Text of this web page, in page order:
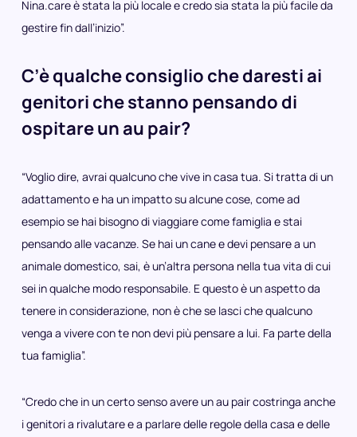
Nina.care è stata la più locale e credo sia stata la più facile da
gestire fin dall’inizio”.
C’è qualche consiglio che daresti ai
genitori che stanno pensando di
ospitare un au pair?
“Voglio dire, avrai qualcuno che vive in casa tua. Si tratta di un
adattamento e ha un impatto su alcune cose, come ad
esempio se hai bisogno di viaggiare come famiglia e stai
pensando alle vacanze. Se hai un cane e devi pensare a un
animale domestico, sai, è un’altra persona nella tua vita di cui
sei in qualche modo responsabile. E questo è un aspetto da
tenere in considerazione, non è che se lasci che qualcuno
venga a vivere con te non devi più pensare a lui. Fa parte della
tua famiglia”.
“Credo che in un certo senso avere un au pair costringa anche
i genitori a rivalutare e a parlare delle regole della casa e delle